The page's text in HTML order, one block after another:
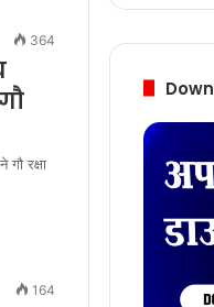
364
गौ रक्षा
164